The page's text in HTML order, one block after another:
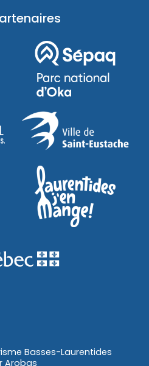
Basses-Laurentides
Arobas